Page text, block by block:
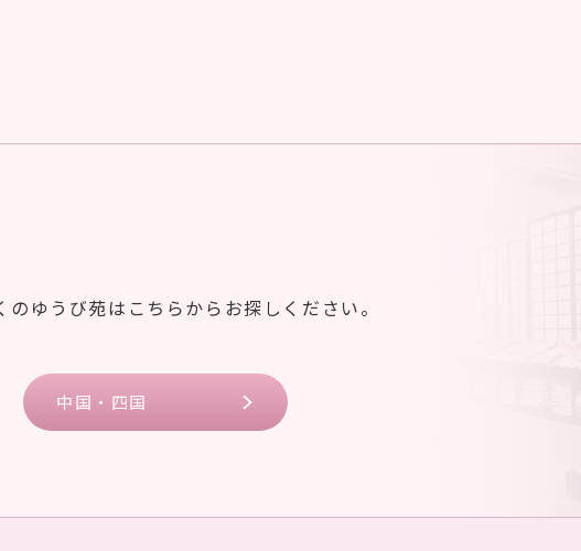
ゆうび苑はこちらからお探しください。
中国・四国